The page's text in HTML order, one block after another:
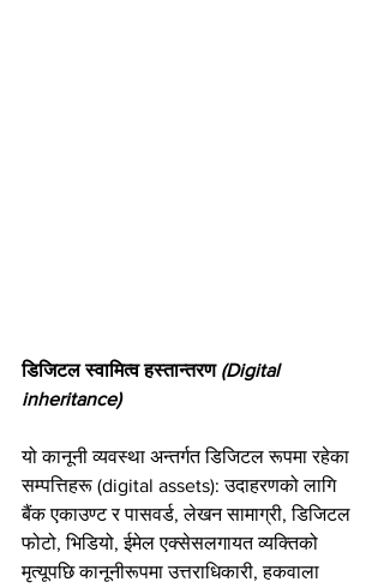
डिजिटल स्वामित्व हस्तान्तरण (Digital
inheritance)
यो कानूनी व्यवस्था अन्तर्गत डिजिटल रूपमा रहेका
सम्पत्तिहरू (digital assets): उदाहरणको लागि
बैंक एकाउण्ट र पासवर्ड, लेखन सामाग्री, डिजिटल
फोटो, भिडियो, ईमेल एक्सेसलगायत व्यक्तिको
मृत्यूपछि कानूनीरूपमा उत्तराधिकारी, हकवाला